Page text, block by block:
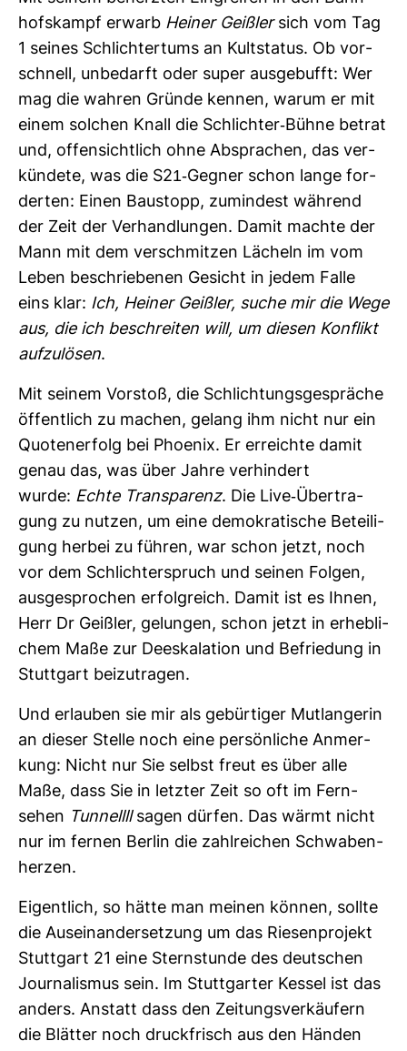
hofs­kampf erwarb Heiner Geißlersich vom Tag
1 seines Schlich­ter­tums an Kult­status. Ob vor­
schnell, unbe­darft oder super aus­ge­bufft: Wer
mag die wahren Gründe kennen, warum er mit
einem sol­chen Knall die Schlichter-​Bühne betrat
und, offen­sicht­lich ohne Abspra­chen, das ver­
kün­dete, was die S21-​Gegner schon lange for­
derten: Einen Bau­stopp, zumin­dest wäh­rend
der Zeit der Ver­hand­lungen. Damit machte der
Mann mit dem ver­schmitzen Lächeln im vom
Leben beschrie­benen Gesicht in jedem Falle
eins klar: Ich, Heiner Geißler, suche mir die Wege
aus, die ich beschreiten will, um diesen Kon­flikt
auf­zu­lösen.
Mit seinem Vor­stoß, die Schlich­tungs­ge­spräche
öffent­lich zu machen, gelang ihm nicht nur ein
Quo­ten­er­folg bei Phoenix. Er erreichte damit
genau das, was über Jahre ver­hin­dert
wurde: Echte Trans­pa­renz. Die Live-​Über­tra­
gung zu nutzen, um eine demo­kra­ti­sche Betei­li­
gung herbei zu führen, war schon jetzt, noch
vor dem Schlich­ter­spruch und seinen Folgen,
aus­ge­spro­chen erfolg­reich. Damit ist es Ihnen,
Herr Dr Geißler, gelungen, schon jetzt in erheb­li­
chem Maße zur Dees­ka­la­tion und Befrie­dung in
Stutt­gart bei­zu­tragen.
Und erlauben sie mir als gebür­tiger Mut­lang­erin
an dieser Stelle noch eine per­sön­liche Anmer­
kung: Nicht nur Sie selbst freut es über alle
Maße, dass Sie in letzter Zeit so oft im Fern­
sehen Tun­nellllsagen dürfen. Das wärmt nicht
nur im fernen Berlin die zahl­rei­chen Schwa­ben­
herzen.
Eigent­lich, so hätte man meinen können, sollte
die Aus­ein­an­der­set­zung um das Rie­sen­pro­jekt
Stutt­gart 21 eine Stern­stunde des deut­schen
Jour­na­lismus sein. Im Stutt­garter Kessel ist das
anders. Anstatt dass den Zei­tungs­ver­käu­fern
die Blätter noch druck­frisch aus den Händen